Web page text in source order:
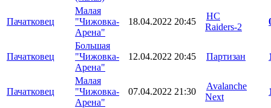
Пачатковец
Малая
"Чижовка-
Арена"
18.04.2022 20:45
HC
Raiders-2
Пачатковец
Большая
"Чижовка-
Арена"
12.04.2022 20:45 Партизан
Пачатковец
Малая
"Чижовка-
Арена"
07.04.2022 21:30
Avalanche
Next